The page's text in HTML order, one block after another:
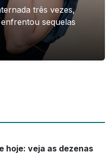
três vezes,
sequelas
hoje: veja as dezenas